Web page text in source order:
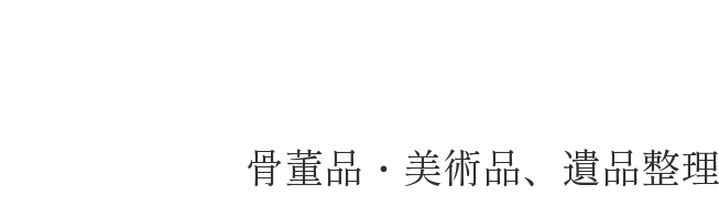
骨董品・美術品、遺品整